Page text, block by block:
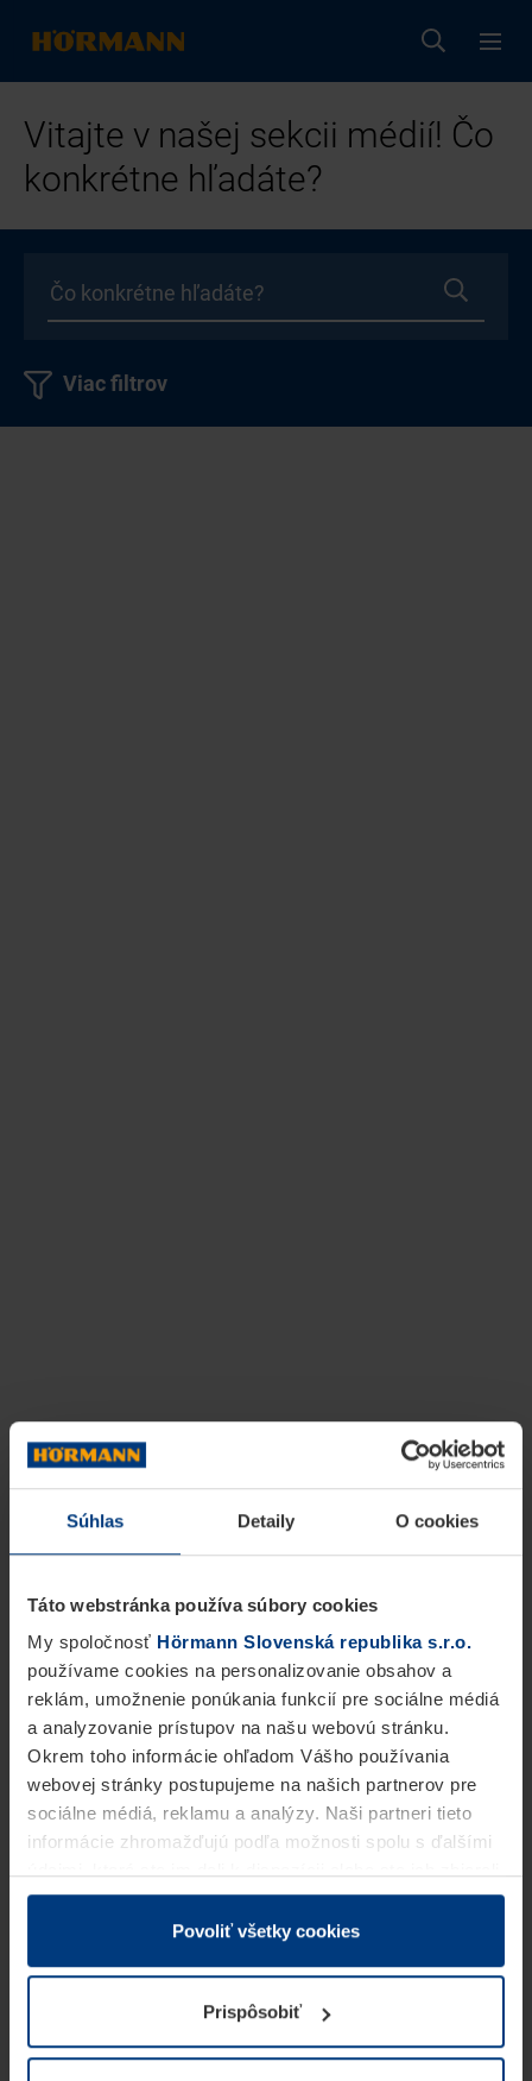
Súhlas Detaily O cookies
Táto webstránka používa súbory cookies
My spoločnosť Hörmann Slovenská republika s.r.o.
používame cookies na personalizovanie obsahov a
reklám, umožnenie ponúkania funkcií pre sociálne médiá
a analyzovanie prístupov na našu webovú stránku.
Okrem toho informácie ohľadom Vášho používania
webovej stránky postupujeme na našich partnerov pre
sociálne médiá, reklamu a analýzy. Naši partneri tieto
informácie zhromažďujú podľa možnosti spolu s ďalšími
v rámci Vášho využívania služieb.
Z právneho hľadiska môžeme cookies ukladať na Vašom
prevádzku tejto stránky. Pre všetky ostatné typy cookie
potrebujeme Vaše povolenie. Vaše povolenie môžete
kedykoľvek zmeniť alebo odvolať vo vysvetlení cookie
Povoliť všetky cookies
Prispôsobiť
Vitajte v našej sekcii médií! Čo
konkrétne hľadáte?
Viac filtrov